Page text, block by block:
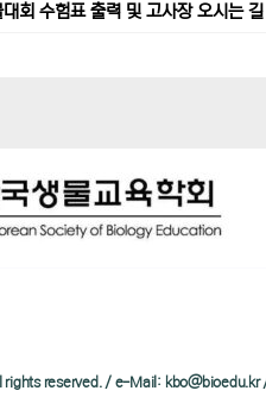
회 수험표 출력 및 고사장 오시는 길
rights reserved. / e-Mail: